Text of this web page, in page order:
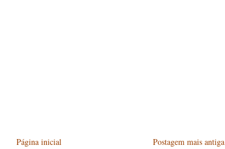
Postagem mais antiga
Página inicial